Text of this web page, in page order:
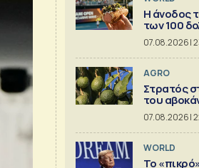
Η άνοδος
των 100
07.08.2026 |
AGRO
Στρατός
του
07.08.2026 |
WORLD
Το